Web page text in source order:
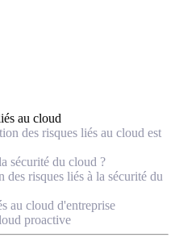
au cloud
des risques liés au cloud est
sécurité du cloud ?
risques liés à la sécurité du
au cloud d'entreprise
proactive